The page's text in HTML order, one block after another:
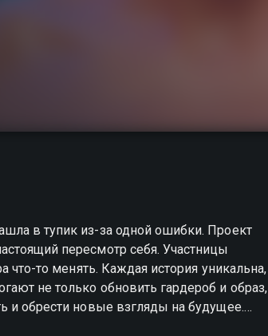
в тупик из-за одной ошибки. Проект
пересмотр себя. Участницы
что-то менять. Каждая история уникальна,
не только обновить гардероб и образ,
и обрести новые взгляды на будущее.